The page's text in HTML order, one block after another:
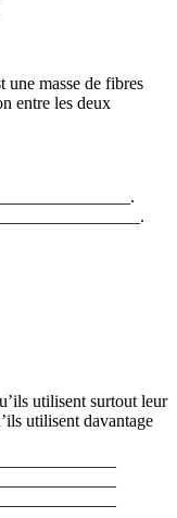
masse de fibres
entre les deux
utilisent surtout leur
utilisent davantage